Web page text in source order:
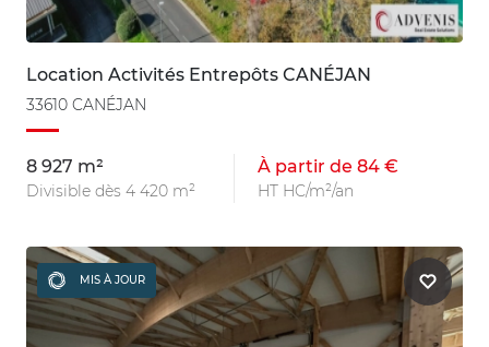
Location Activités Entrepôts CANÉJAN
33610 CANÉJAN
8 927 m²
Divisible dès 4 420 m²
À partir de 84 €
HT HC/m²/an
MIS À JOUR